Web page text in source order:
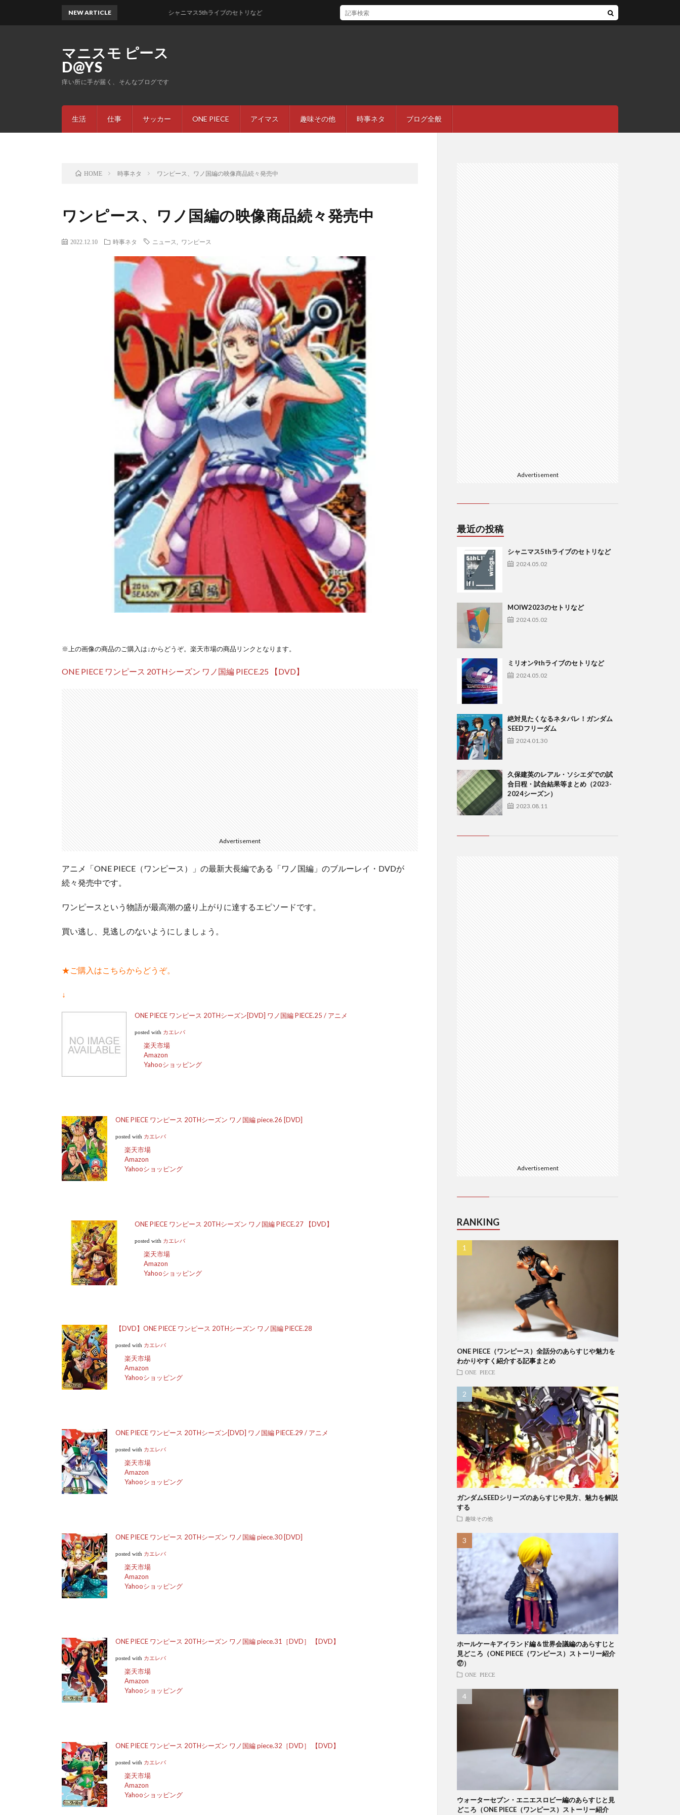
マニスモ ピース
D@YS
痒い所に手が届く、そんなブログです
生活 仕事 サッカー ONE PIECE アイマス 趣味その他 時事ネタ ブログ全般
NEW ARTICLE シャニマス5thライブのセトリなど
HOME 時事ネタ ワンピース、ワノ国編の映像商品続々発売中
ワンピース、ワノ国編の映像商品続々発売中
2022.12.10 時事ネタ ニュース ワンピース
※上の画像の商品のご購入は↓からどうぞ。楽天市場の商品リンクとなります。
ONE PIECE ワンピース 20THシーズン ワノ国編 PIECE.25 【DVD】
Advertisement
アニメ「ONE PIECE（ワンピース）」の最新大長編である「ワノ国編」のブルーレイ・DVDが
続々発売中です。
ワンピースという物語が最高潮の盛り上がりに達するエピソードです。
買い逃し、見逃しのないようにしましょう。
★ご購入はこちらからどうぞ。
↓
ONE PIECE ワンピース 20THシーズン[DVD] ワノ国編 PIECE.25 / アニメ
posted with カエレバ
楽天市場
Amazon
Yahooショッピング
ONE PIECE ワンピース 20THシーズン ワノ国編 piece.26 [DVD]
posted with カエレバ
楽天市場
Amazon
Yahooショッピング
ONE PIECE ワンピース 20THシーズン ワノ国編 PIECE.27 【DVD】
posted with カエレバ
楽天市場
Amazon
Yahooショッピング
【DVD】ONE PIECE ワンピース 20THシーズン ワノ国編 PIECE.28
posted with カエレバ
楽天市場
Amazon
Yahooショッピング
ONE PIECE ワンピース 20THシーズン[DVD] ワノ国編 PIECE.29 / アニメ
posted with カエレバ
楽天市場
Amazon
Yahooショッピング
ONE PIECE ワンピース 20THシーズン ワノ国編 piece.30 [DVD]
posted with カエレバ
楽天市場
Amazon
Yahooショッピング
ONE PIECE ワンピース 20THシーズン ワノ国編 piece.31［DVD］ 【DVD】
posted with カエレバ
楽天市場
Amazon
Yahooショッピング
ONE PIECE ワンピース 20THシーズン ワノ国編 piece.32［DVD］ 【DVD】
posted with カエレバ
楽天市場
Amazon
Yahooショッピング
Advertisement
最近の投稿
シャニマス5thライブのセトリなど
2024.05.02
MOIW2023のセトリなど
2024.05.02
ミリオン9thライブのセトリなど
2024.05.02
絶対見たくなるネタバレ！ガンダム
SEEDフリーダム
2024.01.30
久保建英のレアル・ソシエダでの試
合日程・試合結果等まとめ（2023-
2024シーズン）
2023.08.11
Advertisement
RANKING
ONE PIECE（ワンピース）全話分のあらすじや魅力を
わかりやすく紹介する記事まとめ
ONE PIECE
ガンダムSEEDシリーズのあらすじや見方、魅力を解説
する
趣味その他
ホールケーキアイランド編＆世界会議編のあらすじと
見どころ（ONE PIECE（ワンピース）ストーリー紹介
⑰）
ONE PIECE
ウォーターセブン・エニエスロビー編のあらすじと見
どころ（ONE PIECE（ワンピース）ストーリー紹介